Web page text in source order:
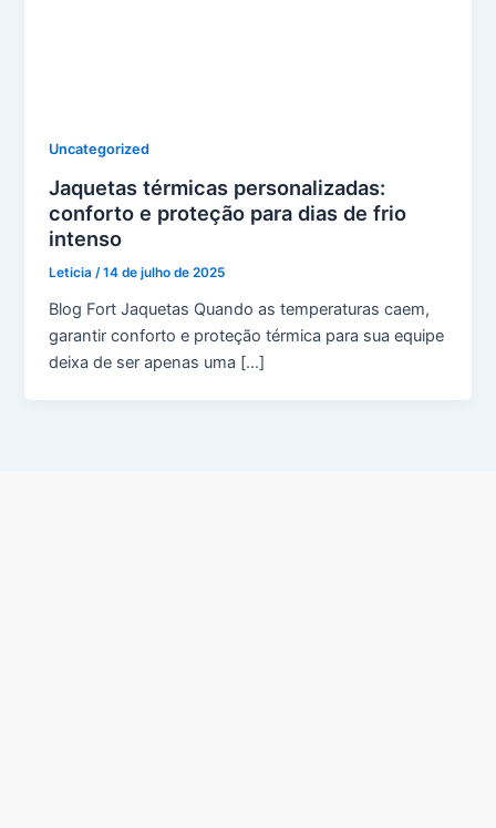
Uncategorized
Jaquetas térmicas personalizadas:
conforto e proteção para dias de frio
intenso
Leticia/14 de julho de 2025
Blog Fort Jaquetas Quando as temperaturas caem,
garantir conforto e proteção térmica para sua equipe
deixa de ser apenas uma […]